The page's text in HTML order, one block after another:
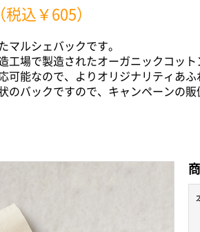
税込￥605）
マルシェバックです。
工場で製造されたオーガニックコット
可能なので、よりオリジナリティあふ
のバックですので、キャンペーンの